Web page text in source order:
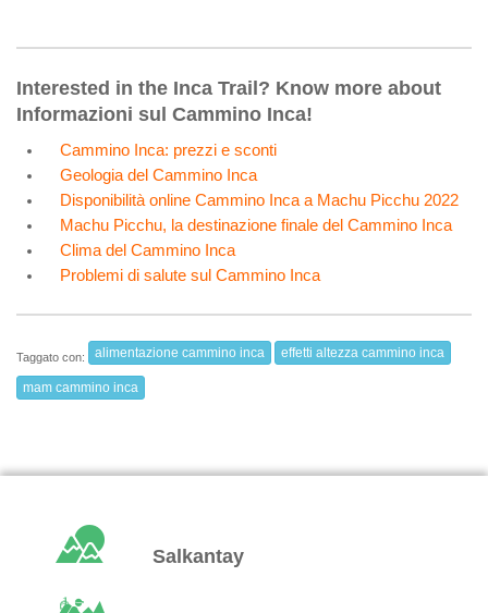
Interested in the Inca Trail? Know more about
Informazioni sul Cammino Inca!
Cammino Inca: prezzi e sconti
Geologia del Cammino Inca
Disponibilità online Cammino Inca a Machu Picchu 2022
Machu Picchu, la destinazione finale del Cammino Inca
Clima del Cammino Inca
Problemi di salute sul Cammino Inca
Taggato con: alimentazione cammino inca effetti altezza cammino inca
mam cammino inca
Salkantay